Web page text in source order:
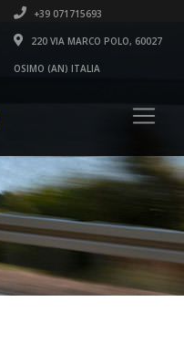
+39 071715693
220 VIA MARCO POLO, 60027
OSIMO (AN) ITALIA